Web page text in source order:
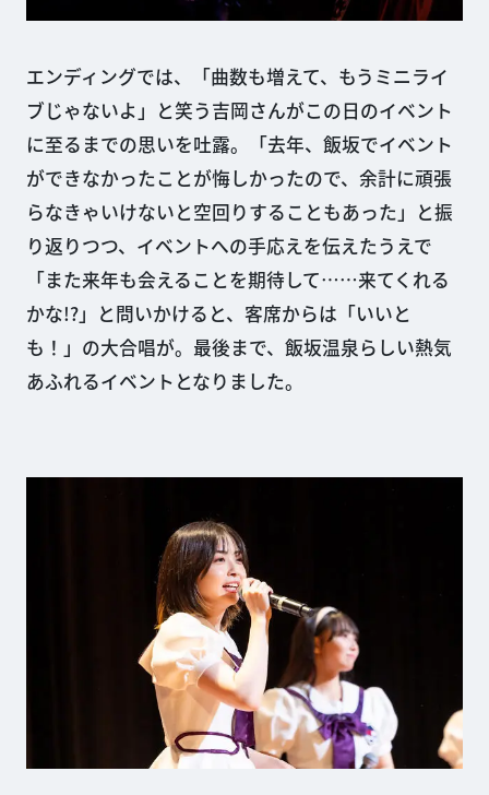
エンディングでは、「曲数も増えて、もうミニライ
ブじゃないよ」と笑う吉岡さんがこの日のイベント
に至るまでの思いを吐露。「去年、飯坂でイベント
ができなかったことが悔しかったので、余計に頑張
らなきゃいけないと空回りすることもあった」と振
り返りつつ、イベントへの手応えを伝えたうえで
「また来年も会えることを期待して……来てくれる
かな!?」と問いかけると、客席からは「いいと
も！」の大合唱が。最後まで、飯坂温泉らしい熱気
あふれるイベントとなりました。